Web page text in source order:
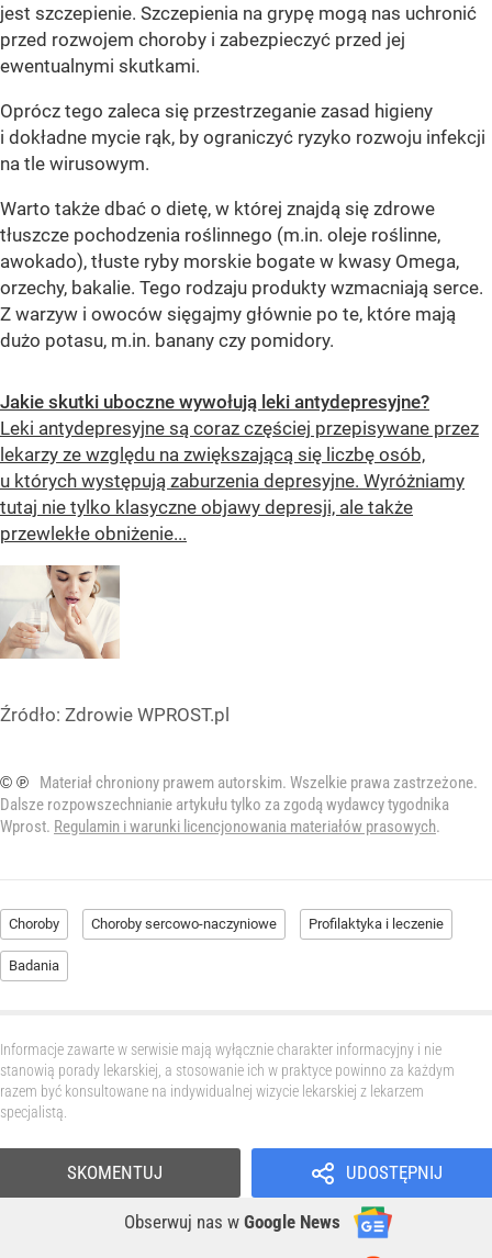
jest szczepienie. Szczepienia na grypę mogą nas uchronić
przed rozwojem choroby i zabezpieczyć przed jej
ewentualnymi skutkami.
Oprócz tego zaleca się przestrzeganie zasad higieny
i dokładne mycie rąk, by ograniczyć ryzyko rozwoju infekcji
na tle wirusowym.
Warto także dbać o dietę, w której znajdą się zdrowe
tłuszcze pochodzenia roślinnego (m.in. oleje roślinne,
awokado), tłuste ryby morskie bogate w kwasy Omega,
orzechy, bakalie. Tego rodzaju produkty wzmacniają serce.
Z warzyw i owoców sięgajmy głównie po te, które mają
dużo potasu, m.in. banany czy pomidory.
Jakie skutki uboczne wywołują leki antydepresyjne?
Leki antydepresyjne są coraz częściej przepisywane przez
lekarzy ze względu na zwiększającą się liczbę osób,
u których występują zaburzenia depresyjne. Wyróżniamy
tutaj nie tylko klasyczne objawy depresji, ale także
przewlekłe obniżenie...
Źródło: Zdrowie WPROST.pl
© ℗
Materiał chroniony prawem autorskim. Wszelkie prawa zastrzeżone.
Dalsze rozpowszechnianie artykułu tylko za zgodą wydawcy tygodnika
Wprost. Regulamin i warunki licencjonowania materiałów prasowych.
Choroby Choroby sercowo-naczyniowe Profilaktyka i leczenie
Badania
Informacje zawarte w serwisie mają wyłącznie charakter informacyjny i nie
stanowią porady lekarskiej, a stosowanie ich w praktyce powinno za każdym
razem być konsultowane na indywidualnej wizycie lekarskiej z lekarzem
specjalistą.
UDOSTĘPNIJ
Obserwuj nas w Google News
SKOMENTUJ